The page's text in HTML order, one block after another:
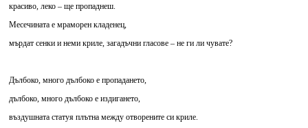
красиво, леко – ще пропаднеш.
Месечината е мраморен кладенец,
мърдат сенки и неми криле, загадъчни гласове – не ги ли чувате?
Дълбоко, много дълбоко е пропадането,
дълбоко, много дълбоко е издигането,
въздушната статуя плътна между отворените си криле.